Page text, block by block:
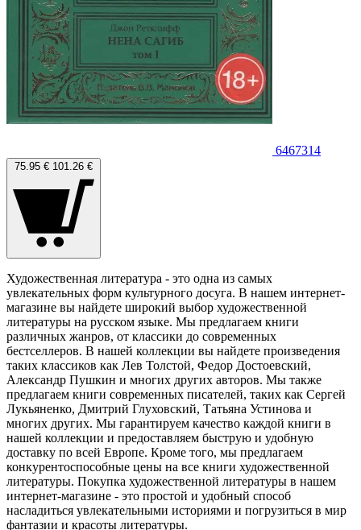
6467314
75.95 € 101.26 €
Художественная литература - это одна из самых
увлекательных форм культурного досуга. В нашем интернет-
магазине вы найдете широкий выбор художественной
литературы на русском языке. Мы предлагаем книги
различных жанров, от классики до современных
бестселлеров. В нашей коллекции вы найдете произведения
таких классиков как Лев Толстой, Федор Достоевский,
Александр Пушкин и многих других авторов. Мы также
предлагаем книги современных писателей, таких как Сергей
Лукьяненко, Дмитрий Глуховский, Татьяна Устинова и
многих других. Мы гарантируем качество каждой книги в
нашей коллекции и предоставляем быструю и удобную
доставку по всей Европе. Кроме того, мы предлагаем
конкурентоспособные цены на все книги художественной
литературы. Покупка художественной литературы в нашем
интернет-магазине - это простой и удобный способ
насладиться увлекательными историями и погрузиться в мир
фантазии и красоты литературы.